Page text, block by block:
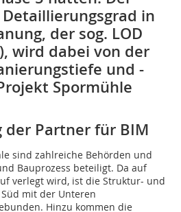
in
der sog. LOD
wird dabei von der
und -
Spormühle
der Partner für BIM
sind zahlreiche Behörden und
Bauprozess beteiligt. Da auf
verlegt wird, ist die Struktur- und
mit der Unteren
Hinzu kommen die